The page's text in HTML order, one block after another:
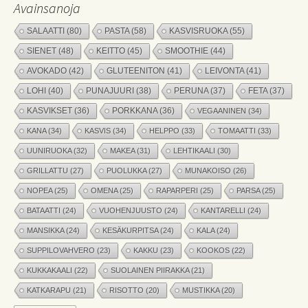
Avainsanoja
SALAATTI (80) PASTA(58) KASVISRUOKA(55)
SIENET (48) KEITTO (45) SMOOTHIE (44)
AVOKADO (42) GLUTEENITON (41) LEIVONTA(41)
LOHI (40) PUNAJUURI (38) PERUNA(37) FETA(37)
KASVIKSET (36) PORKKANA(36) VEGAANINEN (34)
KANA(34) KASVIS (34) HELPPO (33) TOMAATTI (33)
UUNIRUOKA(32) MAKEA(31) LEHTIKAALI (30)
GRILLATTU (27) PUOLUKKA(27) MUNAKOISO (26)
NOPEA(25) OMENA(25) RAPARPERI (25) PARSA(25)
BATAATTI (24) VUOHENJUUSTO (24) KANTARELLI (24)
MANSIKKA(24) KESÄKURPITSA(24) KALA(24)
SUPPILOVAHVERO (23) KAKKU (23) KOOKOS (22)
KUKKAKAALI (22) SUOLAINEN PIIRAKKA(21)
KATKARAPU (21) RISOTTO (20) MUSTIKKA(20)